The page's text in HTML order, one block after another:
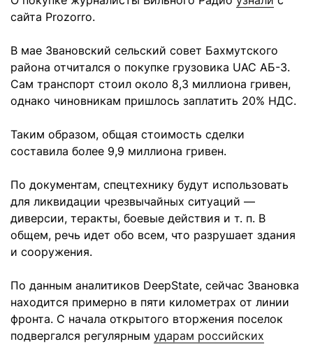
сайта Prozorro.
В мае Звановский сельский совет Бахмутского
района отчитался о покупке грузовика UAC АБ-3.
Сам транспорт стоил около 8,3 миллиона гривен,
однако чиновникам пришлось заплатить 20% НДС.
Таким образом, общая стоимость сделки
составила более 9,9 миллиона гривен.
По документам, спецтехнику будут использовать
для ликвидации чрезвычайных ситуаций —
диверсии, теракты, боевые действия и т. п. В
общем, речь идет обо всем, что разрушает здания
и сооружения.
По данным аналитиков DeepState, сейчас Звановка
находится примерно в пяти километрах от линии
фронта. С начала открытого вторжения поселок
подвергался регулярным ударам российских